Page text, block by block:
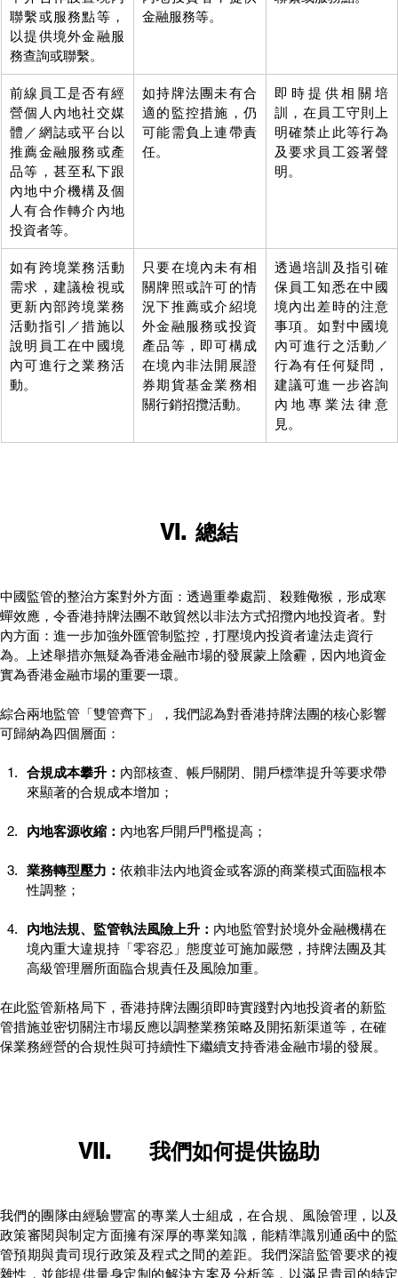
聯繫或服務點等，
以提供境外金融服
務查詢或聯繫。
金融服務等。
前線員工是否有經
營個人內地社交媒
體／網誌或平台以
推薦金融服務或產
品等，甚至私下跟
內地中介機構及個
人有合作轉介內地
投資者等。
如持牌法團未有合
適的監控措施，仍
可能需負上連帶責
任。
即時提供相關培
訓，在員工守則上
明確禁止此等行為
及要求員工簽署聲
明。
如有跨境業務活動
需求，建議檢視或
更新內部跨境業務
活動指引／措施以
說明員工在中國境
內可進行之業務活
動。
只要在境內未有相
關牌照或許可的情
況下推薦或介紹境
外金融服務或投資
產品等，即可構成
在境內非法開展證
券期貨基金業務相
關行銷招攬活動。
透過培訓及指引確
保員工知悉在中國
境內出差時的注意
事項。如對中國境
內可進行之活動／
行為有任何疑問，
建議可進一步咨詢
內地專業法律意
見。
VI.	總結
中國監管的整治方案對外方面：透過重拳處罰、殺雞儆猴，形成寒
蟬效應，令香港持牌法團不敢貿然以非法方式招攬內地投資者。對
內方面：進一步加強外匯管制監控，打壓境內投資者違法走資行
為。上述舉措亦無疑為香港金融市場的發展蒙上陰霾，因內地資金
實為香港金融市場的重要一環。
綜合兩地監管「雙管齊下」，我們認為對香港持牌法團的核心影響
可歸納為四個層面：
合規成本攀升： 內部核查、帳戶關閉、開戶標準提升等要求帶
來顯著的合規成本增加；
內地客源收縮： 內地客戶開戶門檻提高；
業務轉型壓力： 依賴非法內地資金或客源的商業模式面臨根本
性調整；
內地法規、監管執法風險上升： 內地監管對於境外金融機構在
境內重大違規持「零容忍」態度並可施加嚴懲，持牌法團及其
高級管理層所面臨合規責任及風險加重。
在此監管新格局下，香港持牌法團須即時實踐對內地投資者的新監
管措施並密切關注市場反應以調整業務策略及開拓新渠道等，在確
保業務經營的合規性與可持續性下繼續支持香港金融市場的發展。
VII.	我們如何提供協助
我們的團隊由經驗豐富的專業人士組成，在合規、風險管理，以及
政策審閱與制定方面擁有深厚的專業知識，能精準識別通函中的監
管預期與貴司現行政策及程式之間的差距。我們深諳監管要求的複
雜性，並能提供量身定制的解決方案及分析等，以滿足貴司的特定